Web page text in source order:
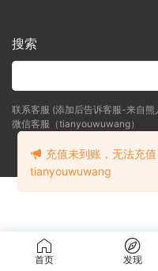
搜索
联系客服 (添加后告诉客服-来自熊
微信客服（tianyouwuwang）
Copyright © 2024
首页 发现
充值未到账，无法充
tianyouwuwang